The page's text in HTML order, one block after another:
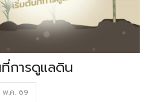
การดูแลดิน
.ค. 69